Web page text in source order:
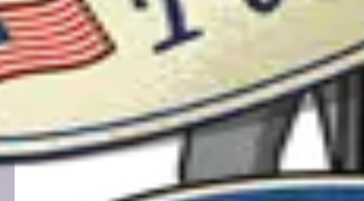
票站。